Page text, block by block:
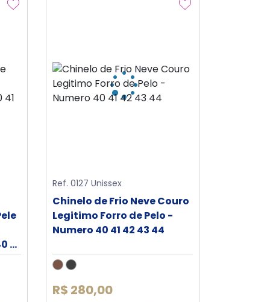
41
Ref. 0127 Unissex
Chinelo de Frio Neve Couro
Legitimo Forro de Pelo -
Numero 40 41 42 43 44
R$ 280,00